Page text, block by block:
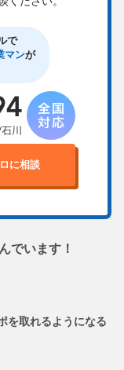
で
マンが
に相談
でいます！
を取れるようになる